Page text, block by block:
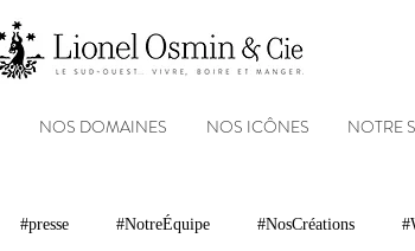
NOS DOMAINES NOS ICÔNES NOTRE
#presse #NotreÉquipe #NosCréations